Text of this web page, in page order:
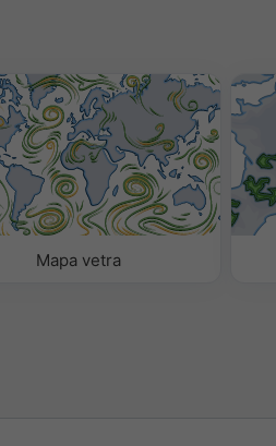
Mapa vetra